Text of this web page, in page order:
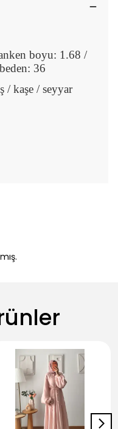
boyu: 1.68 /
36
/ kaşe / seyyar